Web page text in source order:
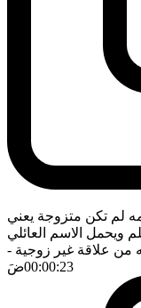
لم تكن متزوجة يعني
ويحمل الاسم العائلي
من علاقة غير زوجية -
00:00:23ضَ